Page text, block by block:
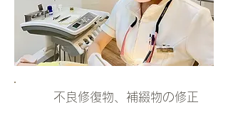
不良修復物、補綴物の修正